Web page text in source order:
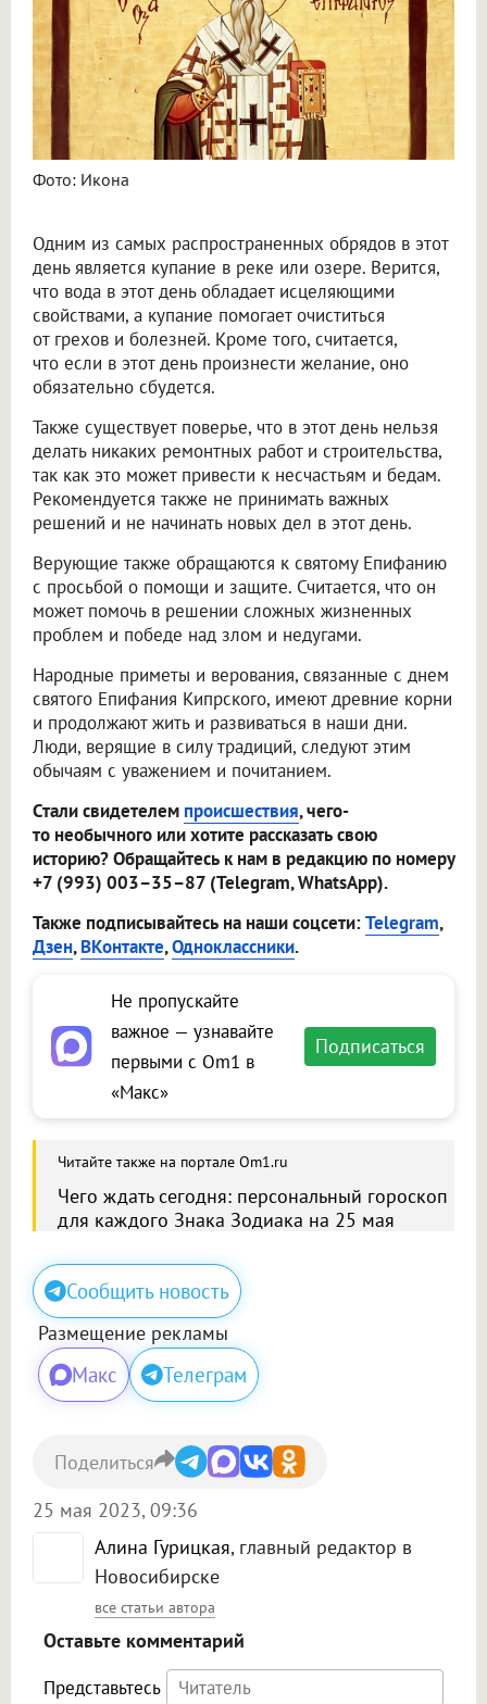
Фото: Икона
Одним из самых распространенных обрядов в этот
день является купание в реке или озере. Верится,
что вода в этот день обладает исцеляющими
свойствами, а купание помогает очиститься
от грехов и болезней. Кроме того, считается,
что если в этот день произнести желание, оно
обязательно сбудется.
Также существует поверье, что в этот день нельзя
делать никаких ремонтных работ и строительства,
так как это может привести к несчастьям и бедам.
Рекомендуется также не принимать важных
решений и не начинать новых дел в этот день.
Верующие также обращаются к святому Епифанию
с просьбой о помощи и защите. Считается, что он
может помочь в решении сложных жизненных
проблем и победе над злом и недугами.
Народные приметы и верования, связанные с днем
святого Епифания Кипрского, имеют древние корни
и продолжают жить и развиваться в наши дни.
Люди, верящие в силу традиций, следуют этим
обычаям с уважением и почитанием.
Стали свидетелем происшествия, чего-
то необычного или хотите рассказать свою
историю? Обращайтесь к нам в редакцию по номеру
+7 (993) 003–35–87 (Telegram, WhatsApp).
Также подписывайтесь на наши соцсети:Telegram,
Дзен,ВКонтакте,Одноклассники.
Не пропускайте
важное — узнавайте
первыми с Om1 в
«Макс»
Подписаться
Читайте также на портале Om1.ru
Чего ждать сегодня: персональный гороскоп
для каждого Знака Зодиака на 25 мая
Сообщить новость
Размещение рекламы
Макс Телеграм
Алина Гурицкая, главный редактор в
Новосибирске
все статьи автора
25 мая 2023, 09:36
Поделиться
Оставьте комментарий
Представьтесь